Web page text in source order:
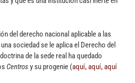
del derecho nacional aplicable a las
sociedad se le aplica el Derecho del
de la sede real ha quedado
Centros y su progenie (aquí,aquí,aquí